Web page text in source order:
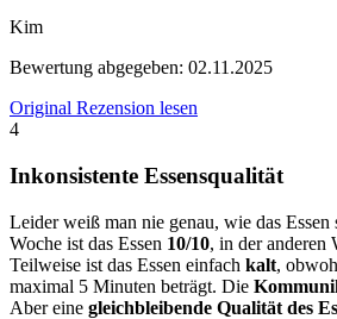
Kim
Bewertung abgegeben: 02.11.2025
Original Rezension lesen
4
Inkonsistente Essensqualität
Leider weiß man nie genau, wie das
Woche ist das Essen 10/10, in der anderen
Teilweise ist das Essen einfach kalt,
maximal 5 Minuten beträgt. Die
Aber eine gleichbleibende Qualität des